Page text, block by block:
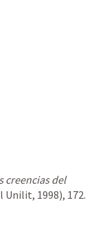
creencias del
Unilit, 1998), 172.